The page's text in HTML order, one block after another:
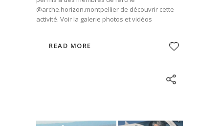
@arche.horizon.montpellier de découvrir cette
activité. Voir la galerie photos et vidéos
READ MORE